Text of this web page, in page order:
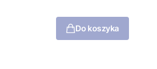
Do koszyka